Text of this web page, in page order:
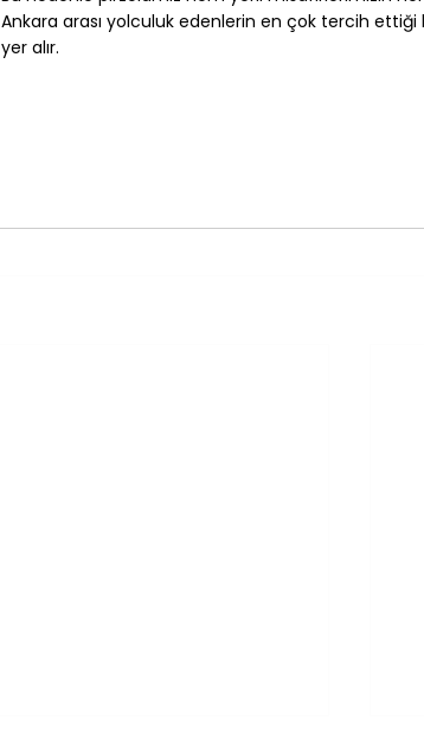
Ankara arası yolculuk edenlerin en çok tercih ettiği
yer alır.